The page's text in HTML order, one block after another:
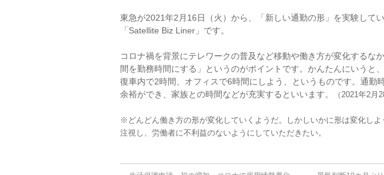
東急が2021年2月16日（火）から、「新しい通勤の形」を実験して
「Satellite Biz Liner」です。
コロナ禍を背景にテレワークの普及など移動や働き方が変化するな
間を勤務時間にする」というのがポイントです。かんたんにいうと
復車内で2時間、オフィスで6時間にしよう、というものです。通勤
余裕ができ、家族との時間などが充実するといいます。
（2021年2
※どんどん働き方の形が変化していくようだ。しかしいかに形は変化し
注視し、労働者に不利益のないようにしていただきたい。